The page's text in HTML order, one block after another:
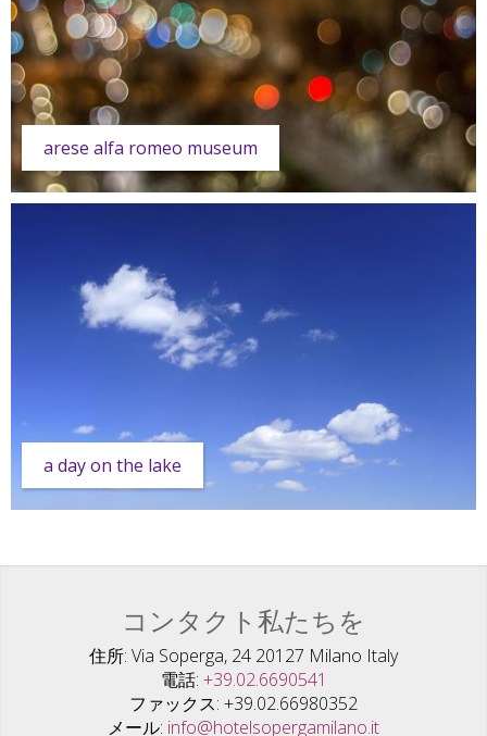
arese alfa romeo museum
a day on the lake
コンタクト私たちを
住所 Via Soperga, 24 20127 Milano Italy
電話 +39.02.6690541
ファックス +39.02.66980352
メール info@hotelsopergamilano.it